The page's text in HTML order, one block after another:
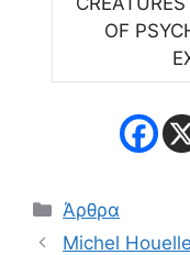
OF
Κατηγορίες
Άρθρα
Michel